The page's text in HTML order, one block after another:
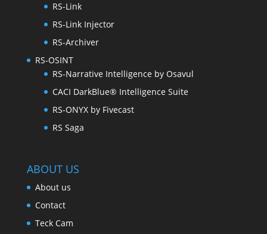
RS-Link
RS-Link Injector
RS-Archiver
RS-OSINT
RS-Narrative Intelligence by Osavul
CACI DarkBlue® Intelligence Suite
RS-ONYX by Fivecast
RS Saga
ABOUT US
About us
Contact
Teck Cam